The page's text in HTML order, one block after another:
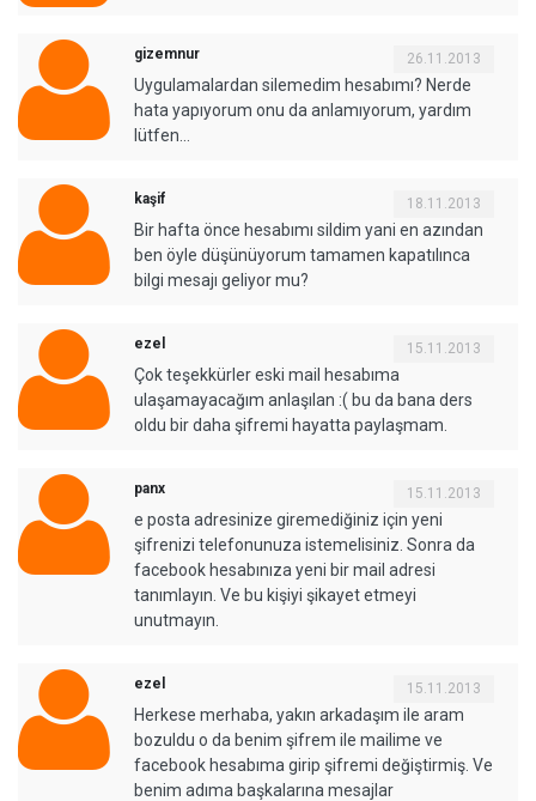
gizemnur 26.11.2013
Uygulamalardan silemedim hesabımı? Nerde
hata yapıyorum onu da anlamıyorum, yardım
lütfen…
kaşif 18.11.2013
Bir hafta önce hesabımı sildim yani en azından
ben öyle düşünüyorum tamamen kapatılınca
bilgi mesajı geliyor mu?
ezel 15.11.2013
Çok teşekkürler eski mail hesabıma
ulaşamayacağım anlaşılan :( bu da bana ders
oldu bir daha şifremi hayatta paylaşmam.
panx 15.11.2013
e posta adresinize giremediğiniz için yeni
şifrenizi telefonunuza istemelisiniz. Sonra da
facebook hesabınıza yeni bir mail adresi
tanımlayın. Ve bu kişiyi şikayet etmeyi
unutmayın.
ezel 15.11.2013
Herkese merhaba, yakın arkadaşım ile aram
bozuldu o da benim şifrem ile mailime ve
facebook hesabıma girip şifremi değiştirmiş. Ve
benim adıma başkalarına mesajlar